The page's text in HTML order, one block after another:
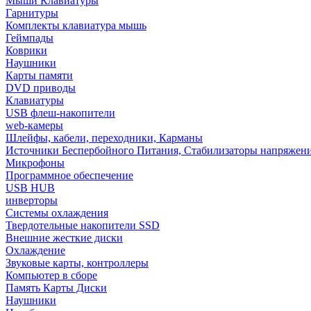
Гарнитуры
Комплекты клавиатура мышь
Геймпады
Коврики
Наушники
Карты памяти
DVD приводы
Клавиатуры
USB флеш-накопители
web-камеры
Шлейфы, кабели, переходники, Карманы
Источники Беспербойного Питания, Стабилизаторы
Микрофоны
Программное обеспечение
USB HUB
инверторы
Системы охлаждения
Твердотельные накопители SSD
Внешние жесткие диски
Охлаждение
Звуковые карты, контроллеры
Компьютер в сборе
Память Карты Диски
Наушники